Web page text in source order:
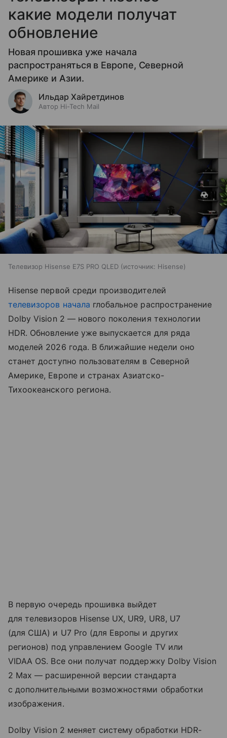
какие модели получат
обновление
Новая прошивка уже начала
распространяться в Европе, Северной
Америке и Азии.
Ильдар Хайретдинов
Автор Hi-Tech Mail
Телевизор Hisense E7S PRO QLED источник: Hisense
Hisense первой среди производителей
телевизоров начала глобальное распространение
Dolby Vision 2 — нового поколения технологии
HDR. Обновление уже выпускается для ряда
моделей 2026 года. В ближайшие недели оно
станет доступно пользователям в Северной
Америке, Европе и странах Азиатско-
Тихоокеанского региона.
В первую очередь прошивка выйдет
для телевизоров Hisense UX, UR9, UR8, U7
(для США) и U7 Pro (для Европы и других
регионов) под управлением Google TV или
VIDAA OS. Все они получат поддержку Dolby Vision
2 Max — расширенной версии стандарта
с дополнительными возможностями обработки
изображения.
Dolby Vision 2 меняет систему обработки HDR-